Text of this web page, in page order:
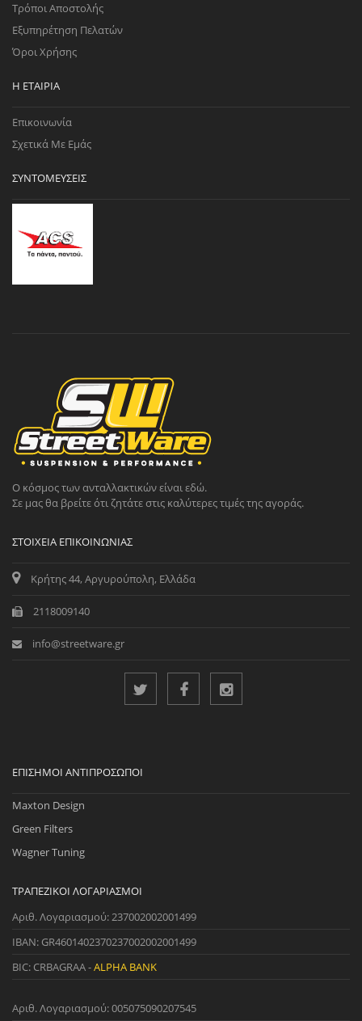
Τρόποι Αποστολής
Εξυπηρέτηση Πελατών
Όροι Χρήσης
Η ΕΤΑΙΡΊΑ
Επικοινωνία
Σχετικά Με Εμάς
ΣΥΝΤΟΜΕΎΣΕΙΣ
Ο κόσμος των ανταλλακτικών είναι εδώ.
Σε μας θα βρείτε ότι ζητάτε στις καλύτερες τιμές της αγοράς.
ΣΤΟΙΧΕΊΑ ΕΠΙΚΟΙΝΩΝΊΑΣ
Κρήτης 44, Αργυρούπολη, Ελλάδα
2118009140
info@streetware.gr
ΕΠΊΣΗΜΟΙ ΑΝΤΙΠΡΌΣΩΠΟΙ
Maxton Design
Green Filters
Wagner Tuning
ΤΡΑΠΕΖΙΚΟΊ ΛΟΓΑΡΙΑΣΜΟΊ
Αριθ. Λογαριασμού: 237002002001499
IBAN: GR4601402370237002002001499
BIC: CRBAGRAA -ALPHA BANK
Αριθ. Λογαριασμού: 005075090207545